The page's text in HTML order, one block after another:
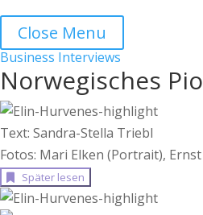
Close Menu
Business Interviews
Norwegisches
Text: Sandra-Stella Triebl
Fotos: Mari Elken (Portrait),
Später lesen